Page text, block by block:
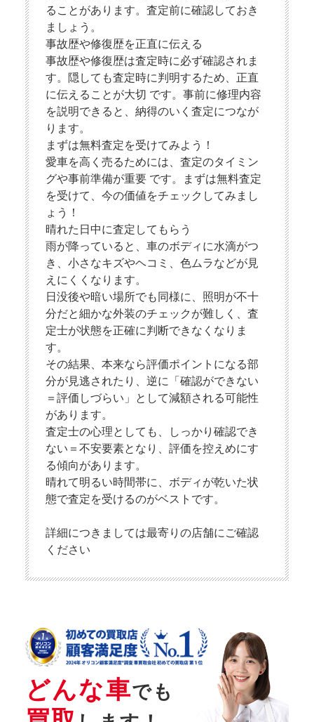
ることがあります。査定前に確認しておき
ましょう。
事故歴や修復歴を正直に伝える
事故歴や修復歴は査定時に必ず確認されま
す。隠しても査定時に判明するため、正直
に伝えることが大切 です。事前に修理内容
を説明できると、納得のいく査定につなが
ります。
まずは無料査定を受けてみよう！
愛車を高く売るためには、査定のタイミン
グや事前準備が重要 です。まずは無料査定
を受けて、今の価値をチェックしてみまし
ょう！
晴れた日中に査定してもらう
雨が降っていると、車のボディに水滴がつ
き、小さなキズやヘコミ、色ムラなどが見
えにくくなります。
日没後や暗い場所でも同様に、照明が不十
分だと細かな外装のチェックが難しく、査
定士が状態を正確に判断できなくなりま
す。
その結果、本来なら評価ポイントになる部
分が見逃されたり、逆に「確認ができない
＝評価しづらい」として減額される可能性
があります。
査定士の心理としても、しっかり確認でき
ない＝不安要素となり、評価を控えめにす
る傾向があります。
晴れて明るい時間帯に、ボディが乾いた状
態で査定を受けるのがベストです。
詳細につきましては最寄りの店舗にご確認
ください
どんな車でも